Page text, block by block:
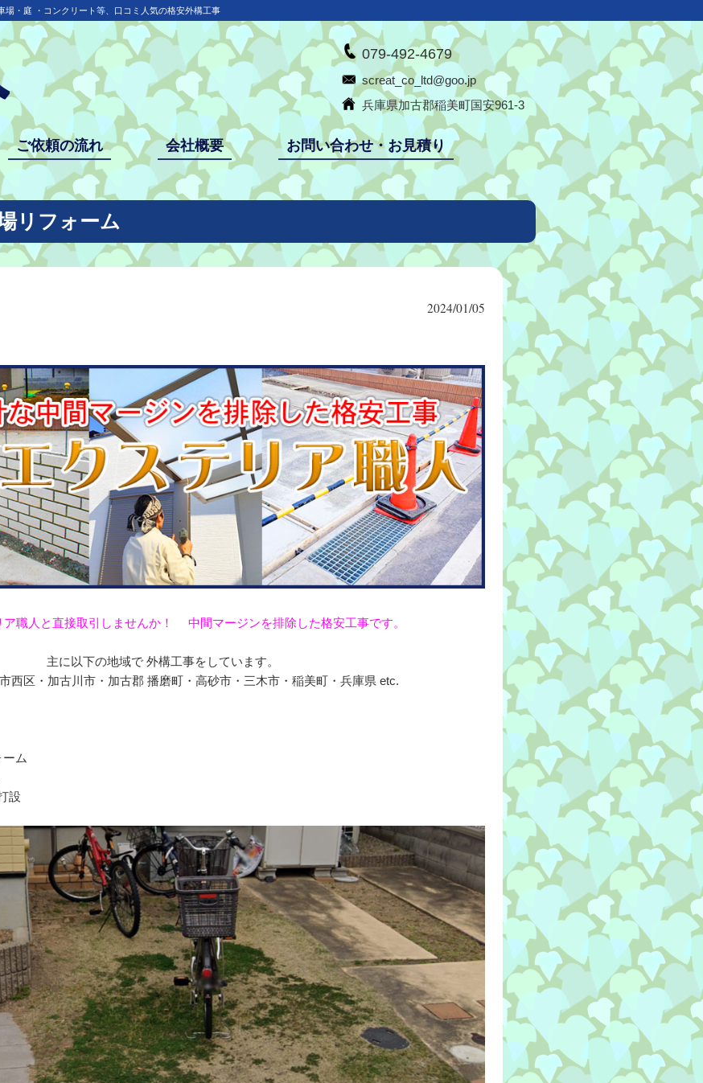
・庭 ・コンクリート等、口コミ人気の格安外構工事
079-492-4679
screat_co_ltd@goo.jp
兵庫県加古郡稲美町国安961-3
ご依頼の流れ 会社概要 お問い合わせ・お見積り
リフォーム
2024/01/05
ア職人と直接取引しませんか！ 中間マージンを排除した格安工事です。
主に以下の地域で 外構工事をしています。
西区・加古川市・加古郡 播磨町・高砂市・三木市・稲美町・兵庫県 etc.
ム
設